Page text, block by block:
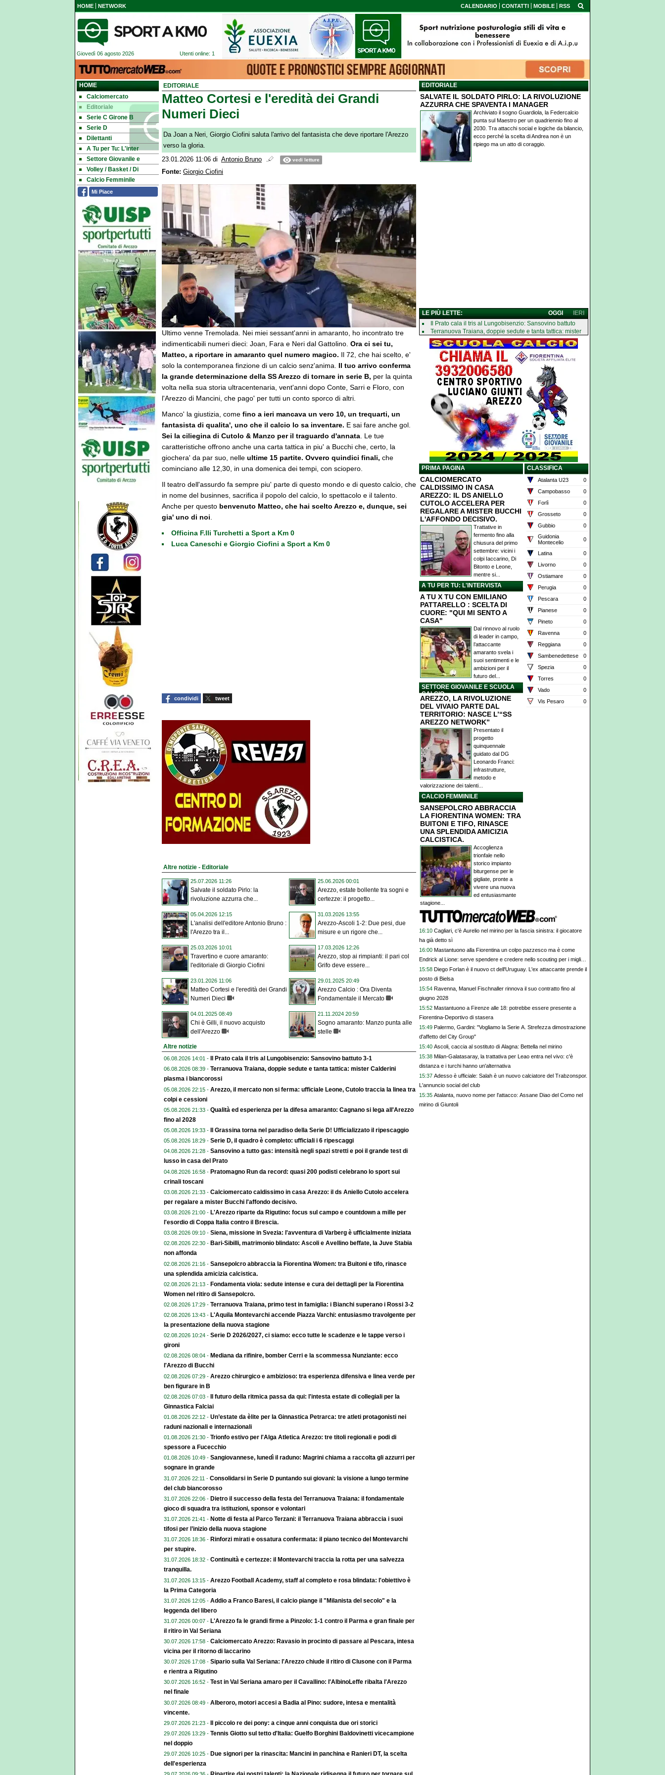
HOME NETWORK CALENDARIO CONTATTI MOBILE RSS
Giovedì 06 agosto 2026 Utenti online: 1
HOME
Calciomercato
Editoriale
Serie C Girone B
Serie D
Dilettanti
A Tu per Tu: L'inter
Settore Giovanile e
Volley / Basket / Di
Calcio Femminile
Mi Piace
EDITORIALE
Matteo Cortesi e l'eredità dei Grandi
Numeri Dieci
Da Joan a Neri, Giorgio Ciofini saluta l'arrivo del fantasista che deve riportare l'Arezzo
verso la gloria.
23.01.2026 11:06 di Antonio Bruno vedi letture
Fonte: Giorgio Ciofini
Ultimo venne Tremolada. Nei miei sessant'anni in amaranto, ho incontrato tre
indimenticabili numeri dieci: Joan, Fara e Neri dal Gattolino. Ora ci sei tu,
Matteo, a riportare in amaranto quel numero magico. Il 72, che hai scelto, e'
solo la contemporanea finzione di un calcio senz'anima. Il tuo arrivo conferma
la grande determinazione della SS Arezzo di tornare in serie B, per la quinta
volta nella sua storia ultracentenaria, vent'anni dopo Conte, Sarri e Floro, con
l'Arezzo di Mancini, che pago' per tutti un conto sporco di altri.
Manco' la giustizia, come fino a ieri mancava un vero 10, un trequarti, un
fantasista di qualita', uno che il calcio lo sa inventare. E sai fare anche gol.
Sei la ciliegina di Cutolo & Manzo per il traguardo d'annata . Le tue
caratteristiche offrono anche una carta tattica in piu' a Bucchi che, certo, la
giochera' da par suo, nelle ultime 15 partite. Ovvero quindici finali, che
cominciano alle 12,30, in una domenica dei tempi, con sciopero.
Il teatro dell'assurdo fa sempre piu' parte di questo mondo e di questo calcio, che
in nome del businnes, sacrifica il popolo del calcio, lo spettacolo e il talento.
Anche per questo benvenuto Matteo, che hai scelto Arezzo e, dunque, sei
gia' uno di noi
Officina F.lli Turchetti a Sport a Km 0
Luca Caneschi e Giorgio Ciofini a Sport a Km 0
condividi tweet
Altre notizie - Editoriale
25.07.2026 11:26
Salvate il soldato Pirlo: la
rivoluzione azzurra che...
25.06.2026 00:01
Arezzo, estate bollente tra sogni e
certezze: il progetto...
05.04.2026 12:15
L'analisi dell'editore Antonio Bruno :
l'Arezzo tra il...
31.03.2026 13:55
Arezzo-Ascoli 1-2: Due pesi, due
misure e un rigore che...
25.03.2026 10:01
Travertino e cuore amaranto:
l'editoriale di Giorgio Ciofini
17.03.2026 12:26
Arezzo, stop ai rimpianti: il pari col
Grifo deve essere...
23.01.2026 11:06
Matteo Cortesi e l'eredità dei Grandi
Numeri Dieci
29.01.2025 20:49
Arezzo Calcio : Ora Diventa
Fondamentale il Mercato
04.01.2025 08:49
Chi è Gilli, il nuovo acquisto
dell'Arezzo
21.11.2024 20:59
Sogno amaranto: Manzo punta alle
stelle
Altre notizie
06.08.2026 14:01 - Il Prato cala il tris al Lungobisenzio: Sansovino battuto 3-1
06.08.2026 08:39 - Terranuova Traiana, doppie sedute e tanta tattica: mister Calderini
plasma i biancorossi
05.08.2026 22:15 - Arezzo, il mercato non si ferma: ufficiale Leone, Cutolo traccia la linea tra
colpi e cessioni
05.08.2026 21:33 - Qualità ed esperienza per la difesa amaranto: Cagnano si lega all'Arezzo
fino al 2028
05.08.2026 19:33 - Il Grassina torna nel paradiso della Serie D! Ufficializzato il ripescaggio
05.08.2026 18:29 - Serie D, il quadro è completo: ufficiali i 6 ripescaggi
04.08.2026 21:28 - Sansovino a tutto gas: intensità negli spazi stretti e poi il grande test di
lusso in casa del Prato
04.08.2026 16:58 - Pratomagno Run da record: quasi 200 podisti celebrano lo sport sui
crinali toscani
03.08.2026 21:33 - Calciomercato caldissimo in casa Arezzo: il ds Aniello Cutolo accelera
per regalare a mister Bucchi l'affondo decisivo.
03.08.2026 21:00 - L'Arezzo riparte da Rigutino: focus sul campo e countdown a mille per
l'esordio di Coppa Italia contro il Brescia.
03.08.2026 09:10 - Siena, missione in Svezia: l'avventura di Varberg è ufficialmente iniziata
02.08.2026 22:30 - Bari-Sibilli, matrimonio blindato: Ascoli e Avellino beffate, la Juve Stabia
non affonda
02.08.2026 21:16 - Sansepolcro abbraccia la Fiorentina Women: tra Buitoni e tifo, rinasce
una splendida amicizia calcistica.
02.08.2026 21:13 - Fondamenta viola: sedute intense e cura dei dettagli per la Fiorentina
Women nel ritiro di Sansepolcro.
02.08.2026 17:29 - Terranuova Traiana, primo test in famiglia: i Bianchi superano i Rossi 3-2
02.08.2026 13:43 - L'Aquila Montevarchi accende Piazza Varchi: entusiasmo travolgente per
la presentazione della nuova stagione
02.08.2026 10:24 - Serie D 2026/2027, ci siamo: ecco tutte le scadenze e le tappe verso i
gironi
02.08.2026 08:04 - Mediana da rifinire, bomber Cerri e la scommessa Nunziante: ecco
l'Arezzo di Bucchi
02.08.2026 07:29 - Arezzo chirurgico e ambizioso: tra esperienza difensiva e linea verde per
ben figurare in B
02.08.2026 07:03 - Il futuro della ritmica passa da qui: l'intesta estate di collegiali per la
Ginnastica Falciai
01.08.2026 22:12 - Un’estate da èlite per la Ginnastica Petrarca: tre atleti protagonisti nei
raduni nazionali e internazionali
01.08.2026 21:30 - Trionfo estivo per l'Alga Atletica Arezzo: tre titoli regionali e podi di
spessore a Fucecchio
01.08.2026 10:49 - Sangiovannese, lunedì il raduno: Magrini chiama a raccolta gli azzurri per
sognare in grande
31.07.2026 22:11 - Consolidarsi in Serie D puntando sui giovani: la visione a lungo termine
del club biancorosso
31.07.2026 22:06 - Dietro il successo della festa del Terranuova Traiana: il fondamentale
gioco di squadra tra istituzioni, sponsor e volontari
31.07.2026 21:41 - Notte di festa al Parco Terzani: il Terranuova Traiana abbraccia i suoi
tifosi per l’inizio della nuova stagione
31.07.2026 18:36 - Rinforzi mirati e ossatura confermata: il piano tecnico del Montevarchi
per stupire.
31.07.2026 18:32 - Continuità e certezze: il Montevarchi traccia la rotta per una salvezza
tranquilla.
31.07.2026 13:15 - Arezzo Football Academy, staff al completo e rosa blindata: l'obiettivo è
la Prima Categoria
31.07.2026 12:05 - Addio a Franco Baresi, il calcio piange il "Milanista del secolo" e la
leggenda del libero
31.07.2026 00:07 - L'Arezzo fa le grandi firme a Pinzolo: 1-1 contro il Parma e gran finale per
il ritiro in Val Seriana
30.07.2026 17:58 - Calciomercato Arezzo: Ravasio in procinto di passare al Pescara, intesa
vicina per il ritorno di Iaccarino
30.07.2026 17:08 - Sipario sulla Val Seriana: l'Arezzo chiude il ritiro di Clusone con il Parma
e rientra a Rigutino
30.07.2026 16:52 - Test in Val Seriana amaro per il Cavallino: l'AlbinoLeffe ribalta l'Arezzo
nel finale
30.07.2026 08:49 - Alberoro, motori accesi a Badia al Pino: sudore, intesa e mentalità
vincente.
29.07.2026 21:23 - Il piccolo re dei pony: a cinque anni conquista due ori storici
29.07.2026 13:29 - Tennis Giotto sul tetto d'Italia: Guelfo Borghini Baldovinetti vicecampione
nel doppio
29.07.2026 10:25 - Due signori per la rinascita: Mancini in panchina e Ranieri DT, la scelta
dell'esperienza
EDITORIALE
SALVATE IL SOLDATO PIRLO: LA RIVOLUZIONE
AZZURRA CHE SPAVENTA I MANAGER
Archiviato il sogno Guardiola, la Federcalcio
punta sul Maestro per un quadriennio fino al
2030. Tra attacchi social e logiche da bilancio,
ecco perché la scelta di Andrea non è un
ripiego ma un atto di coraggio.
LE PIÙ LETTE: IERI
OGGI
Il Prato cala il tris al Lungobisenzio: Sansovino battuto
Terranuova Traiana, doppie sedute e tanta tattica: mister
PRIMA PAGINA
CALCIOMERCATO
CALDISSIMO IN CASA
AREZZO: IL DS ANIELLO
CUTOLO ACCELERA PER
REGALARE A MISTER BUCCHI
L'AFFONDO DECISIVO.
Trattative in
fermento fino alla
chiusura del primo
settembre: vicini i
colpi Iaccarino, Di
Bitonto e Leone,
mentre si...
A TU PER TU: L'INTERVISTA
A TU X TU CON EMILIANO
PATTARELLO : SCELTA DI
CUORE: "QUI MI SENTO A
CASA"
Dal rinnovo al ruolo
di leader in campo,
l’attaccante
amaranto svela i
suoi sentimenti e le
ambizioni per il
futuro del...
SETTORE GIOVANILE E SCUOLA
CALCIO
AREZZO, LA RIVOLUZIONE
DEL VIVAIO PARTE DAL
TERRITORIO: NASCE L’“SS
AREZZO NETWORK”
Presentato il
progetto
quinquennale
guidato dal DG
Leonardo Franci:
infrastrutture,
metodo e
valorizzazione dei talenti...
CALCIO FEMMINILE
SANSEPOLCRO ABBRACCIA
LA FIORENTINA WOMEN: TRA
BUITONI E TIFO, RINASCE
UNA SPLENDIDA AMICIZIA
CALCISTICA.
Accoglienza
trionfale nello
storico impianto
biturgense per le
gigliate, pronte a
vivere una nuova
ed entusiasmante
stagione...
CLASSIFICA
Atalanta U23
0
Campobasso
0
Forlì
0
Grosseto
0
Gubbio
0
Guidonia
Montecelio
0
Latina
0
Livorno
0
Ostiamare
0
Perugia
0
Pescara
0
Pianese
0
Pineto
0
Ravenna
0
Reggiana
0
Sambenedettese
0
Spezia
0
Torres
0
Vado
0
Vis Pesaro
0
16:10 Cagliari, c'è Aurelio nel mirino per la fascia sinistra: il giocatore
ha già detto sì
16:00 Mastantuono alla Fiorentina un colpo pazzesco ma è come
Endrick al Lione: serve spendere e credere nello scouting per i migliori
talenti. Giovani italiani: attenzione perché qualcosa sta cambiando
davvero
15:58 Diego Forlan è il nuovo ct dell'Uruguay. L'ex attaccante prende il
posto di Bielsa
15:54 Ravenna, Manuel Fischnaller rinnova il suo contratto fino al
giugno 2028
15:52 Mastantuono a Firenze alle 18: potrebbe essere presente a
Fiorentina-Deportivo di stasera
15:49 Palermo, Gardini: "Vogliamo la Serie A. Strefezza dimostrazione
d'affetto del City Group"
15:40 Ascoli, caccia al sostituto di Alagna: Bettella nel mirino
15:38 Milan-Galatasaray, la trattativa per Leao entra nel vivo: c'è
distanza e i turchi hanno un'alternativa
15:37 Adesso è ufficiale: Salah è un nuovo calciatore del Trabzonspor.
L'annuncio social del club
15:35 Atalanta, nuovo nome per l'attacco: Assane Diao del Como nel
mirino di Giuntoli